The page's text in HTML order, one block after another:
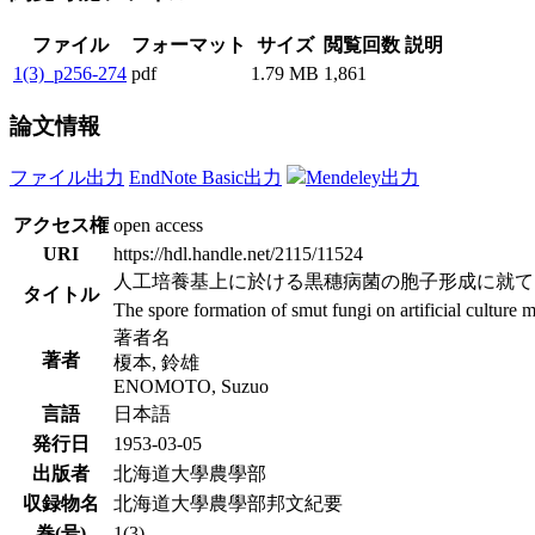
ファイル フォーマット サイズ 閲覧回数 説明
1(3)_p256-274 pdf 1.79 MB 1,861
論文情報
ファイル出力 EndNote Basic出力 Mendeley出力
アクセス権 open access
URI
https://hdl.handle.net/2115/11524
タイトル
人工培養基上に於ける黒穗病菌の胞子形成に就て
The spore formation of smut fungi on artificial culture
著者
著者名
榎本, 鈴雄
ENOMOTO, Suzuo
言語
日本語
発行日
1953-03-05
出版者
北海道大學農學部
収録物名
北海道大學農學部邦文紀要